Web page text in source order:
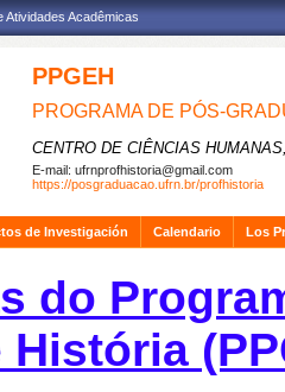
Atividades Acadêmicas
PPGEH
PROGRAMA DE PÓS-
CENTRO DE CIÊNCIAS
E-mail: ufrnprofhistoria@gmail.com
https://posgraduacao.ufrn.br/profhistoria
de Investigación Calendario Los
do